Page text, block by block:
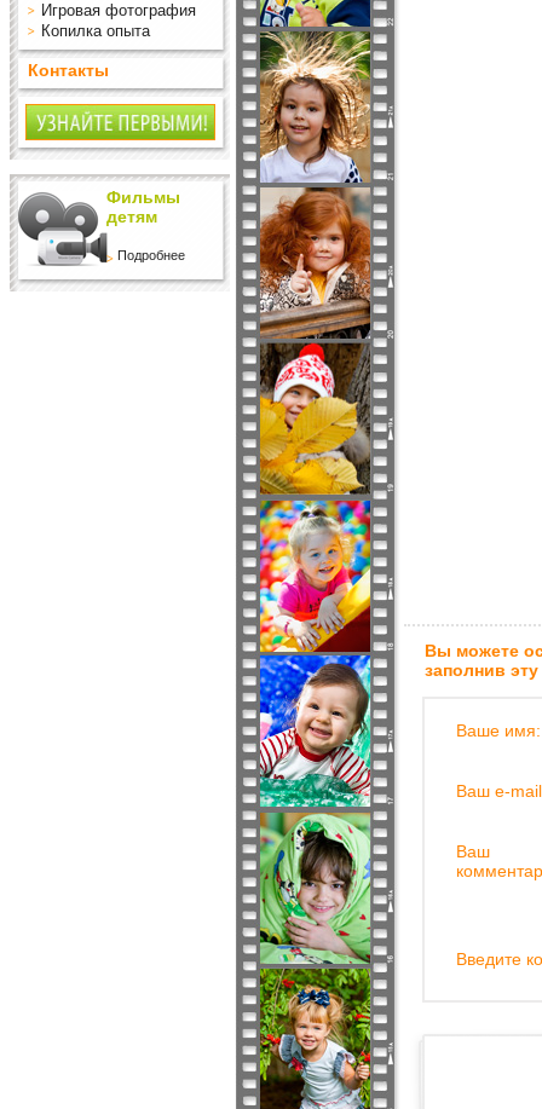
Игровая фотография
Копилка опыта
Контакты
Фильмы
детям
Подробнее
Вы можете
заполнив
Ваше имя:
Ваш e-
Ваш
Введите